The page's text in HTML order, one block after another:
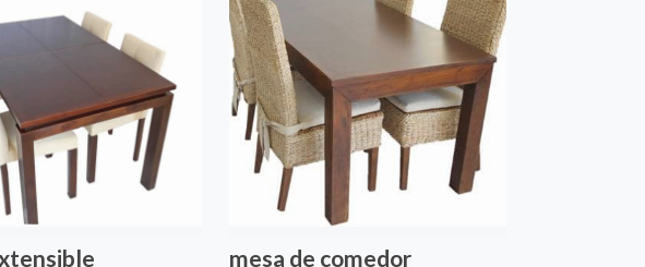
mesa de comedor